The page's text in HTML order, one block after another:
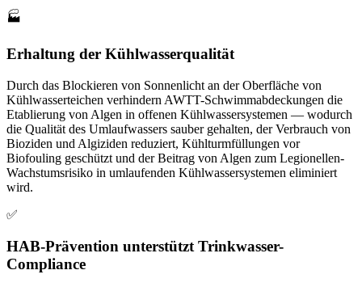
🏭
Erhaltung der Kühlwasserqualität
Durch das Blockieren von Sonnenlicht an der Oberfläche von
Kühlwasserteichen verhindern AWTT-Schwimmabdeckungen die
Etablierung von Algen in offenen Kühlwassersystemen — wodurch
die Qualität des Umlaufwassers sauber gehalten, der Verbrauch von
Bioziden und Algiziden reduziert, Kühlturmfüllungen vor
Biofouling geschützt und der Beitrag von Algen zum Legionellen-
Wachstumsrisiko in umlaufenden Kühlwassersystemen eliminiert
wird.
✅
HAB-Prävention unterstützt Trinkwasser-
Compliance